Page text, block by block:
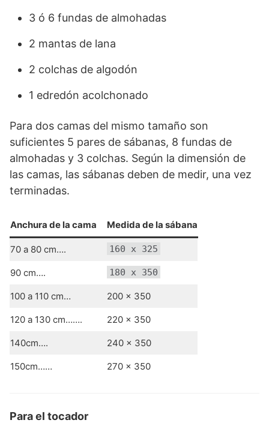
3 ó 6 fundas de almohadas
2 mantas de lana
2 colchas de algodón
1 edredón acolchonado
Para dos camas del mismo tamaño son
suficientes 5 pares de sábanas, 8 fundas de
almohadas y 3 colchas. Según la dimensión de
las camas, las sábanas deben de medir, una vez
terminadas.
Anchura de la cama Medida de la sábana
70 a 80 cm…. 160 x 325
90 cm…. 180 x 350
100 a 110 cm… 200 x 350
120 a 130 cm……. 220 x 350
140cm…. 240 x 350
150cm…… 270 x 350
Para el tocador